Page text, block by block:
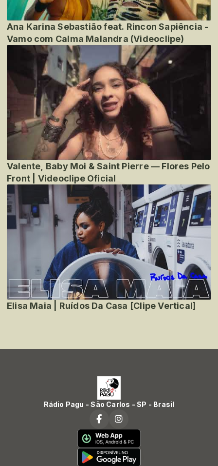
Ana Karina Sebastião feat. Rincon Sapiência -
Vamo com Calma Malandra (Videoclipe)
Valente, Baby Moi & Saint Pierre — Flores Pelo
Front | Videoclipe Oficial
Elisa Maia | Ruídos Da Casa [Clipe Vertical]
Rádio Pagu - São Carlos - SP - Brasil